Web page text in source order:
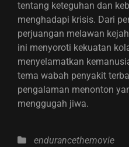
tentang keteguhan dan
menghadapi krisis. Dari
perjuangan melawan
ini menyoroti kekuatan
menyelamatkan
tema wabah penyakit
pengalaman menonton
menggugah jiwa.
Categories
endurancethemovie